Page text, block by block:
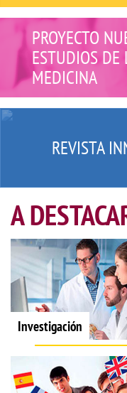
PROYECTO
ESTUDIOS DE
MEDICINA
REVISTA
A
Investigación